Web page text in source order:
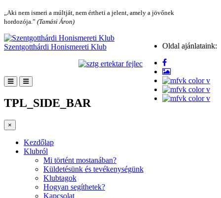
„Aki nem ismeri a múltját, nem értheti a jelent, amely a jövőnek
hordozója.” (Tamási Áron)
Oldal ajánlataink:
Szentgotthárdi Honismereti Klub
TPL_SIDE_BAR
×
Kezdőlap
Klubról
Mi történt mostanában?
Küldetésünk és tevékenységünk
Klubtagok
Hogyan segíthetek?
Kapcsolat